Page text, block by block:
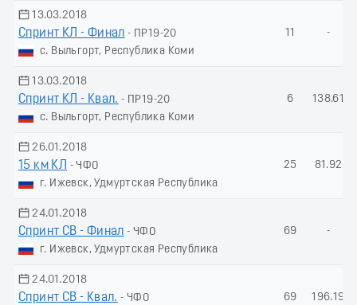
13.03.2018
Спринт КЛ - Финал - ПР19-20
с. Выльгорт, Республика Коми
11 -
13.03.2018
Спринт КЛ - Квал. - ПР19-20
с. Выльгорт, Республика Коми
6 138.61
26.01.2018
15 км КЛ
- ЧФО
г. Ижевск, Удмуртская Республика
25 81.92
24.01.2018
Спринт СВ - Финал - ЧФО
г. Ижевск, Удмуртская Республика
69 -
24.01.2018
Спринт СВ - Квал. - ЧФО
69 196.19